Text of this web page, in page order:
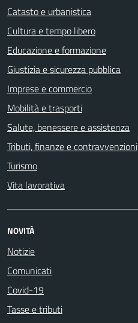
Catasto e urbanistica
Cultura e tempo libero
Educazione e formazione
Giustizia e sicurezza pubblica
Imprese e commercio
Mobilità e trasporti
Salute, benessere e assistenza
Tributi, finanze e contravvenzioni
Turismo
Vita lavorativa
NOVITÀ
Notizie
Comunicati
Covid-19
Tasse e tributi